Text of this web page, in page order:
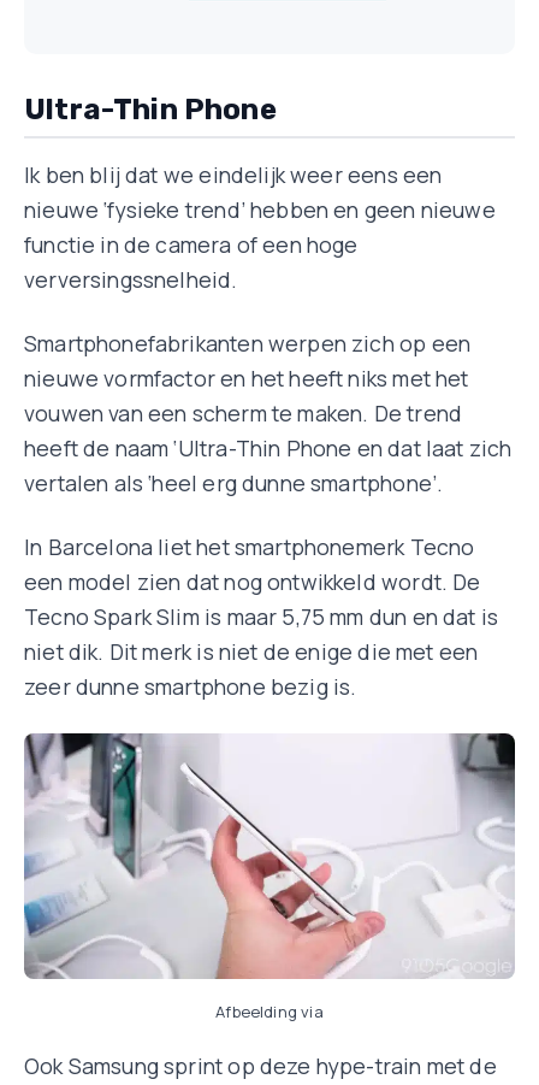
Ultra-Thin Phone
Ik ben blij dat we eindelijk weer eens een
nieuwe ‘fysieke trend’ hebben en geen nieuwe
functie in de camera of een hoge
verversingssnelheid.
Smartphonefabrikanten werpen zich op een
nieuwe vormfactor en het heeft niks met het
vouwen van een scherm te maken. De trend
heeft de naam ‘Ultra-Thin Phone en dat laat zich
vertalen als ‘heel erg dunne smartphone’.
In Barcelona liet het smartphonemerk Tecno
een model zien dat nog ontwikkeld wordt. De
Tecno Spark Slim is maar 5,75 mm dun en dat is
niet dik. Dit merk is niet de enige die met een
zeer dunne smartphone bezig is.
Afbeelding via
Ook Samsung sprint op deze hype-train met de